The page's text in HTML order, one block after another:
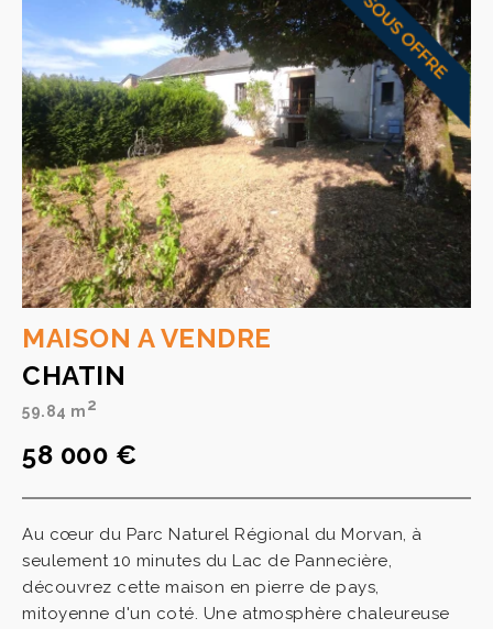
MAISON A VENDRE
CHATIN
59.84 m2
58 000 €
Au cœur du Parc Naturel Régional du Morvan, à
seulement 10 minutes du Lac de Pannecière,
découvrez cette maison en pierre de pays,
mitoyenne d'un coté. Une atmosphère chaleureuse